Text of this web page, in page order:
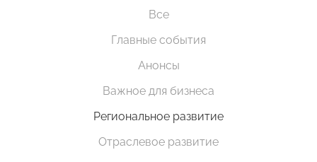
Все
Главные события
Анонсы
Важное для бизнеса
Региональное развитие
Отраслевое развитие